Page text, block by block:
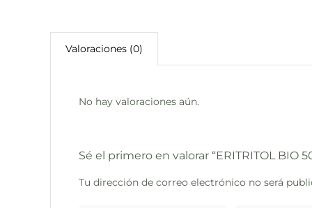
Valoraciones (0)
No hay valoraciones aún.
Sé el primero en valorar “ERITRITOL BIO
Tu dirección de correo electrónico no será